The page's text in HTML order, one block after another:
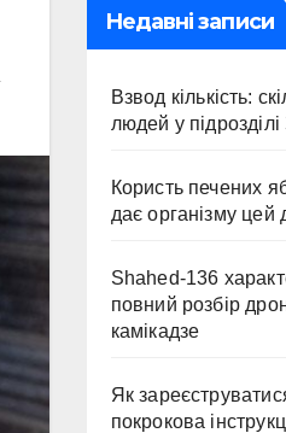
Недавні записи
Взвод кількість:
людей у
Користь печених
дає організму цей
Shahed-136
повний розбір
камікадзе
Як
покрокова